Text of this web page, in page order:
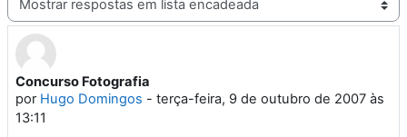
Modo de visualização
Concurso Fotografia
por Hugo Domingos - terça-feira, 9 de outubro de 2007 às
13:11
Número de respostas: 0